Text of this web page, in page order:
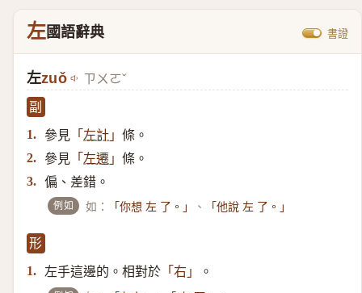
左國語辭典 書證
左zuǒ ㄗㄨㄛˇ
副
1. 參見 「 左計 」 條。
2. 參見 「 左遷 」 條。
3. 偏、差錯。
例如 如： 「你想 左 了。」 、 「他說 左 了。」
形
1. 左手這邊的。相對於 「右」 。